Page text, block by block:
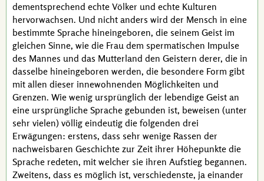
dementsprechend echte Völker und echte Kulturen
hervorwachsen. Und nicht anders wird der Mensch in eine
bestimmte Sprache hineingeboren, die seinem Geist im
gleichen Sinne, wie die Frau dem spermatischen Impulse
des Mannes und das Mutterland den Geistern derer, die in
dasselbe hineingeboren werden, die besondere Form gibt
mit allen dieser innewohnenden Möglichkeiten und
Grenzen. Wie wenig ursprünglich der lebendige Geist an
eine ursprüngliche Sprache gebunden ist, beweisen (unter
sehr vielen) völlig eindeutig die folgenden drei
Erwägungen: erstens, dass sehr wenige Rassen der
nachweisbaren Geschichte zur Zeit ihrer Höhepunkte die
Sprache redeten, mit welcher sie ihren Aufstieg begannen.
Zweitens, dass es möglich ist, verschiedenste, ja einander